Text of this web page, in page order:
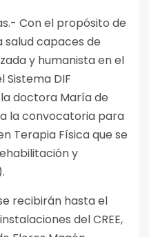
Con el propósito de
capaces de
y humanista en el
Sistema DIF
doctora María de
la convocatoria para
Terapia Física que se
y
recibirán hasta el
del CREE,